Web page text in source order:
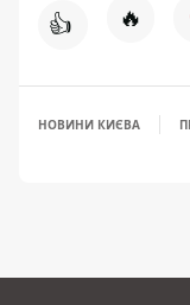
👍 🔥
НОВИНИ КИЄВА